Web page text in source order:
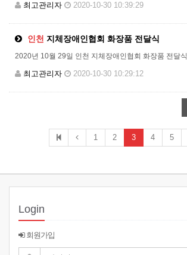
최고관리자 2020-10-30 10:39:29
인천 지체장애인협회 화장품 전달식
2020년 10월 29일 인천 지체장애인협회 화장품 전달식
최고관리자 2020-10-30 10:29:12
1 2 3 4 5
Login
회원가입